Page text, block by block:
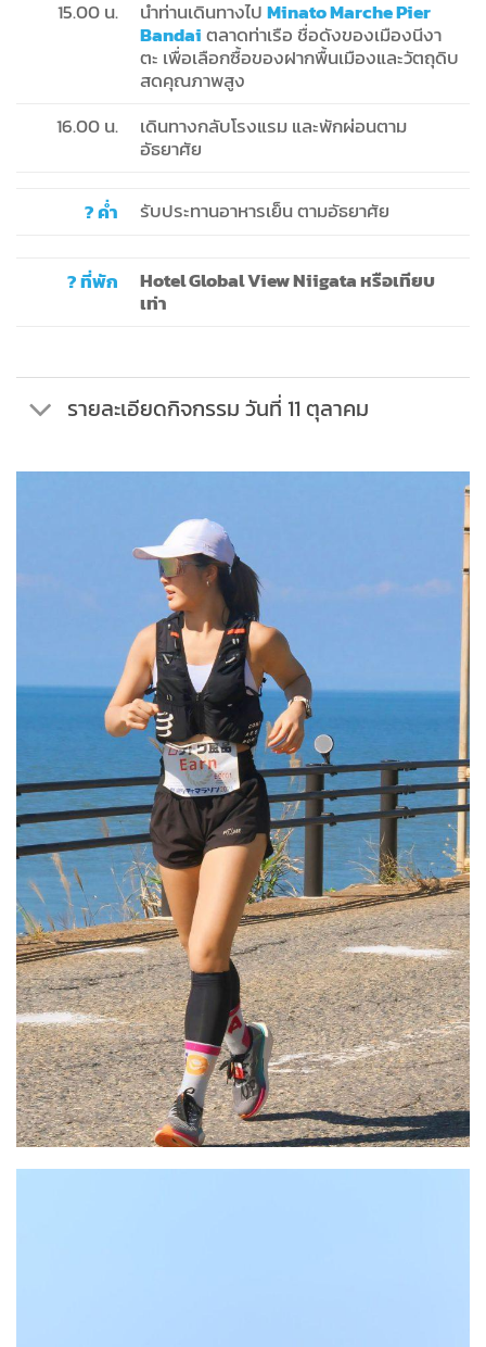
15.00 น.
นำท่านเดินทางไป Minato Marche Pier
Bandai ตลาดท่าเรือ ชื่อดังของเมืองนีงา
ตะ เพื่อเลือกซื้อของฝากพื้นเมืองและวัตถุดิบ
สดคุณภาพสูง
16.00 น.
เดินทางกลับโรงแรม และพักผ่อนตาม
อัธยาศัย
? ค่ำ รับประทานอาหารเย็น ตามอัธยาศัย
? ที่พัก
Hotel Global View Niigata หรือเทียบ
เท่า
รายละเอียดกิจกรรม วันที่ 11 ตุลาคม